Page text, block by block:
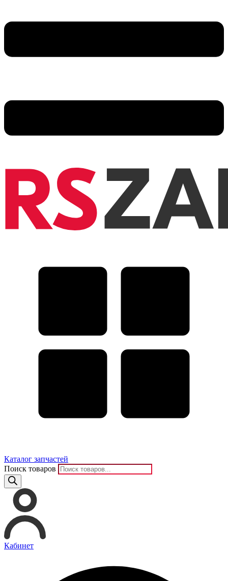
Каталог запчастей
Поиск товаров
Кабинет